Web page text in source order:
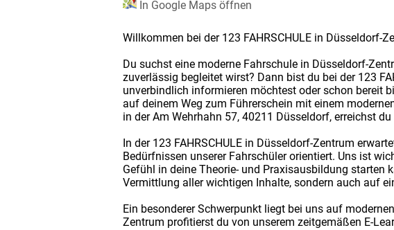
In Google Maps öffnen
Willkommen bei der 123 FAHRSCHULE in Düsseldorf-
Du suchst eine moderne Fahrschule in Düsseldorf-
zuverlässig begleitet wirst? Dann bist du bei der 123
unverbindlich informieren möchtest oder schon bereit
auf deinem Weg zum Führerschein mit einem
in der Am Wehrhahn 57, 40211 Düsseldorf, erreichst
In der 123 FAHRSCHULE in Düsseldorf-Zentrum
Bedürfnissen unserer Fahrschüler orientiert. Uns ist
Gefühl in deine Theorie- und Praxisausbildung
Vermittlung aller wichtigen Inhalte, sondern auch auf
Ein besonderer Schwerpunkt liegt bei uns auf
Zentrum profitierst du von unserem zeitgemäßen E-